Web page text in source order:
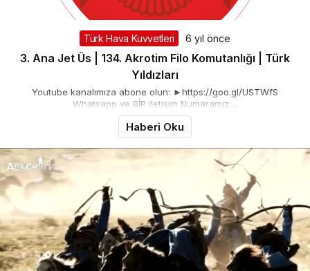
Türk Hava Kuvvetleri 6 yıl önce
3. Ana Jet Üs | 134. Akrotim Filo Komutanlığı | Türk
Yıldızları
Youtube kanalımıza abone olun: ►https://goo.gl/USTWfS
Whatsapp ve BİP iletişim Numaramız:...
Haberi Oku